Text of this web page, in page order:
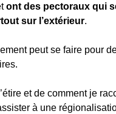
ont des pectoraux qui
sur l’extérieur.
peut se faire pour
et de comment je
à une